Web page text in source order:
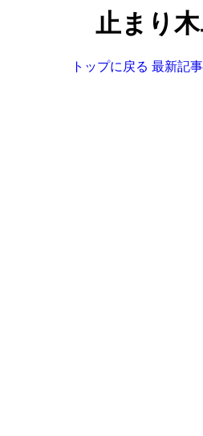
止まり
トップに戻る 最新記